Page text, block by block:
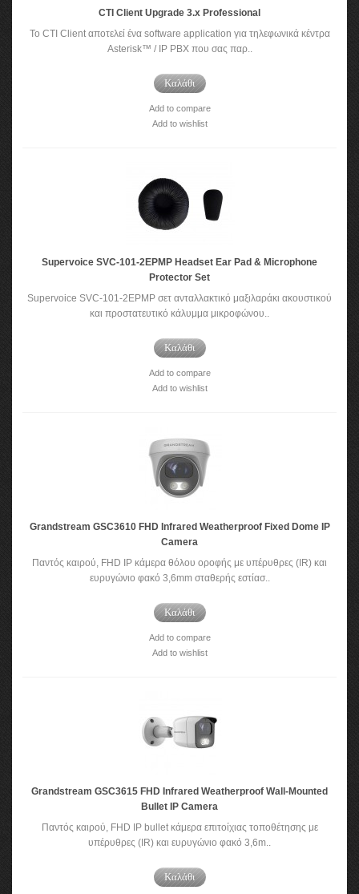
CTI Client Upgrade 3.x Professional
To CTI Client αποτελεί ένα software application για τηλεφωνικά κέντρα
Asterisk™ / IP PBX που σας παρ..
Καλάθι
Add to compare
Add to wishlist
Supervoice SVC-101-2EPMP Headset Ear Pad & Microphone
Protector Set
Supervoice SVC-101-2EPMP σετ ανταλλακτικό μαξιλαράκι ακουστικού
και προστατευτικό κάλυμμα μικροφώνου..
Καλάθι
Add to compare
Add to wishlist
Grandstream GSC3610 FHD Infrared Weatherproof Fixed Dome IP
Camera
Παντός καιρού, FHD IP κάμερα θόλου οροφής με υπέρυθρες (IR) και
ευρυγώνιο φακό 3,6mm σταθερής εστίασ..
Καλάθι
Add to compare
Add to wishlist
Grandstream GSC3615 FHD Infrared Weatherproof Wall-Mounted
Bullet IP Camera
Παντός καιρού, FHD IP bullet κάμερα επιτοίχιας τοποθέτησης με
υπέρυθρες (IR) και ευρυγώνιο φακό 3,6m..
Καλάθι